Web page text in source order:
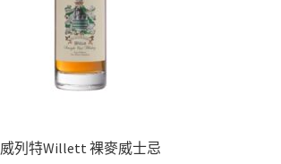
威列特Willett 裸麥威士忌